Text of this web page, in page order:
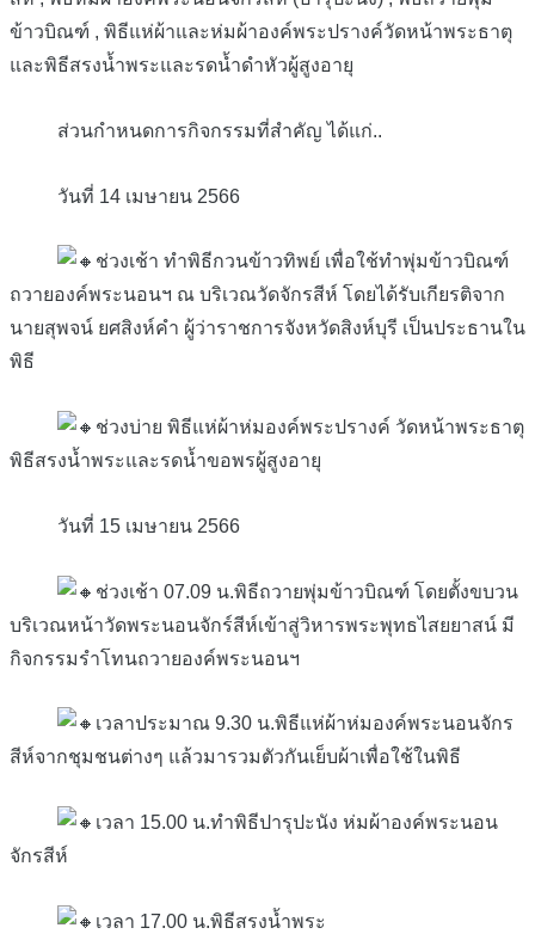
ข้าวบิณฑ์ , พิธีแห่ผ้าและห่มผ้าองค์พระปรางค์วัดหน้าพระธาตุ
และพิธีสรงน้ำพระและรดน้ำดำหัวผู้สูงอายุ
ส่วนกำหนดการกิจกรรมที่สำคัญ ได้แก่..
วันที่ 14 เมษายน 2566
ช่วงเช้า ทำพิธีกวนข้าวทิพย์ เพื่อใช้ทำพุ่มข้าวบิณฑ์
ถวายองค์พระนอนฯ ณ บริเวณวัดจักรสีห์ โดยได้รับเกียรติจาก
นายสุพจน์ ยศสิงห์คำ ผู้ว่าราชการจังหวัดสิงห์บุรี เป็นประธานใน
พิธี
ช่วงบ่าย พิธีแห่ผ้าห่มองค์พระปรางค์ วัดหน้าพระธาตุ
พิธีสรงน้ำพระและรดน้ำขอพรผู้สูงอายุ
วันที่ 15 เมษายน 2566
ช่วงเช้า 07.09 น.พิธีถวายพุ่มข้าวบิณฑ์ โดยตั้งขบวน
บริเวณหน้าวัดพระนอนจักร์สีห์เข้าสู่วิหารพระพุทธไสยยาสน์ มี
กิจกรรมรำโทนถวายองค์พระนอนฯ
เวลาประมาณ 9.30 น.พิธีแห่ผ้าห่มองค์พระนอนจักร
สีห์จากชุมชนต่างๆ แล้วมารวมตัวกันเย็บผ้าเพื่อใช้ในพิธี
เวลา 15.00 น.ทำพิธีปารุปะนัง ห่มผ้าองค์พระนอน
จักรสีห์
เวลา 17.00 น.พิธีสรงน้ำพระ